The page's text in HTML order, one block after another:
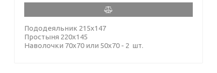
Пододеяльник 215х147
Простыня 220х145
Наволочки 70х70 или 50х70 - 2 шт.